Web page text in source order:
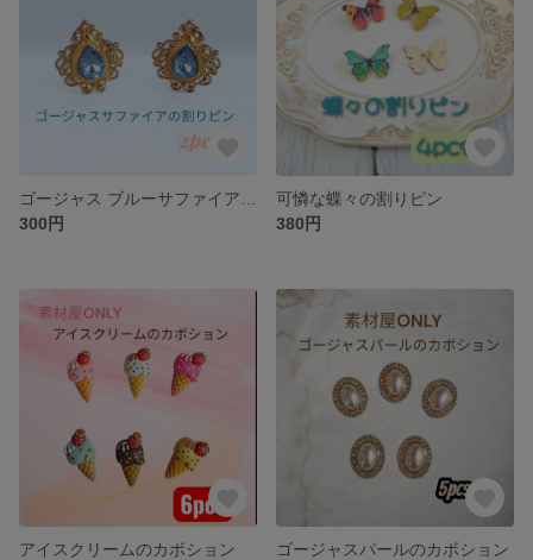
300円
可憐な蝶々の割りピン
380円
アイスクリームのカボション
ゴージャスパールのカボション